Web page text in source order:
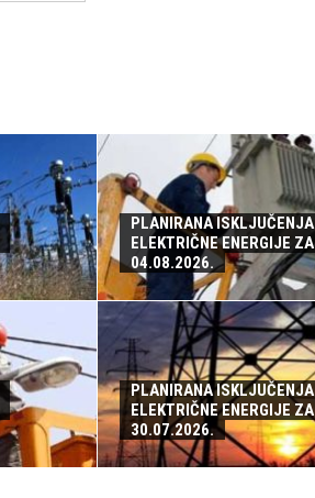
PLANIRANA ISKLJUČENJA
ELEKTRIČNE ENERGIJE ZA
04.08.2026.
PLANIRANA ISKLJUČENJA
ELEKTRIČNE ENERGIJE ZA
30.07.2026.